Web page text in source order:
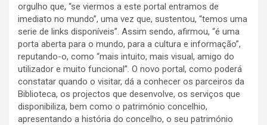
orgulho que, “se viermos a este portal entramos de
imediato no mundo”, uma vez que, sustentou, “temos uma
serie de links disponíveis”. Assim sendo, afirmou, “é uma
porta aberta para o mundo, para a cultura e informação”,
reputando-o, como “mais intuito, mais visual, amigo do
utilizador e muito funcional”. O novo portal, como poderá
constatar quando o visitar, dá a conhecer os parceiros da
Biblioteca, os projectos que desenvolve, os serviços que
disponibiliza, bem como o património concelhio,
apresentando a história do concelho, o seu património